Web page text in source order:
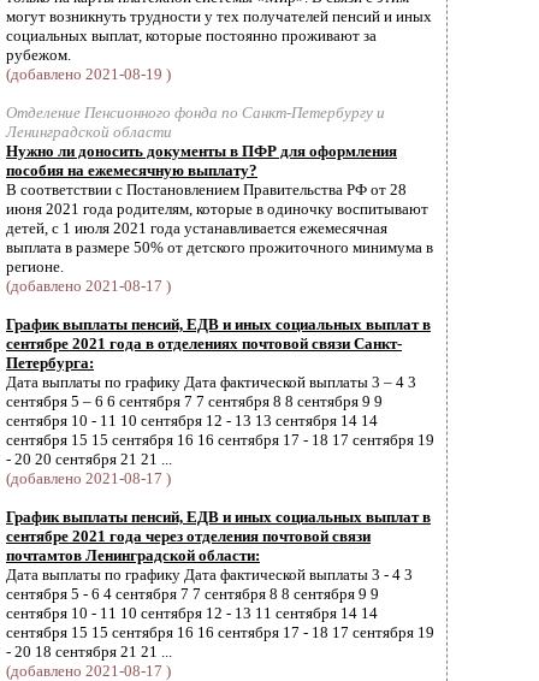
могут возникнуть трудности у тех получателей пенсий и иных
социальных выплат, которые постоянно проживают за
рубежом.
(добавлено 2021-08-19 )
Отделение Пенсионного фонда по Санкт-Петербургу и
Ленинградской области
Нужно ли доносить документы в ПФР для оформления
пособия на ежемесячную выплату?
В соответствии с Постановлением Правительства РФ от 28
июня 2021 года родителям, которые в одиночку воспитывают
детей, с 1 июля 2021 года устанавливается ежемесячная
выплата в размере 50% от детского прожиточного минимума в
регионе.
(добавлено 2021-08-17 )
График выплаты пенсий, ЕДВ и иных социальных выплат в
сентябре 2021 года в отделениях почтовой связи Санкт-
Петербурга:
Дата выплаты по графику Дата фактической выплаты 3 – 4 3
сентября 5 – 6 6 сентября 7 7 сентября 8 8 сентября 9 9
сентября 10 - 11 10 сентября 12 - 13 13 сентября 14 14
сентября 15 15 сентября 16 16 сентября 17 - 18 17 сентября 19
- 20 20 сентября 21 21 ...
(добавлено 2021-08-17 )
График выплаты пенсий, ЕДВ и иных социальных выплат в
сентябре 2021 года через отделения почтовой связи
почтамтов Ленинградской области:
Дата выплаты по графику Дата фактической выплаты 3 - 4 3
сентября 5 - 6 4 сентября 7 7 сентября 8 8 сентября 9 9
сентября 10 - 11 10 сентября 12 - 13 11 сентября 14 14
сентября 15 15 сентября 16 16 сентября 17 - 18 17 сентября 19
- 20 18 сентября 21 21 ...
(добавлено 2021-08-17 )